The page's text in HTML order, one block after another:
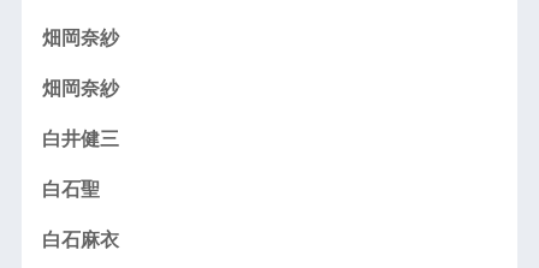
畑岡奈紗
畑岡奈紗
白井健三
白石聖
白石麻衣